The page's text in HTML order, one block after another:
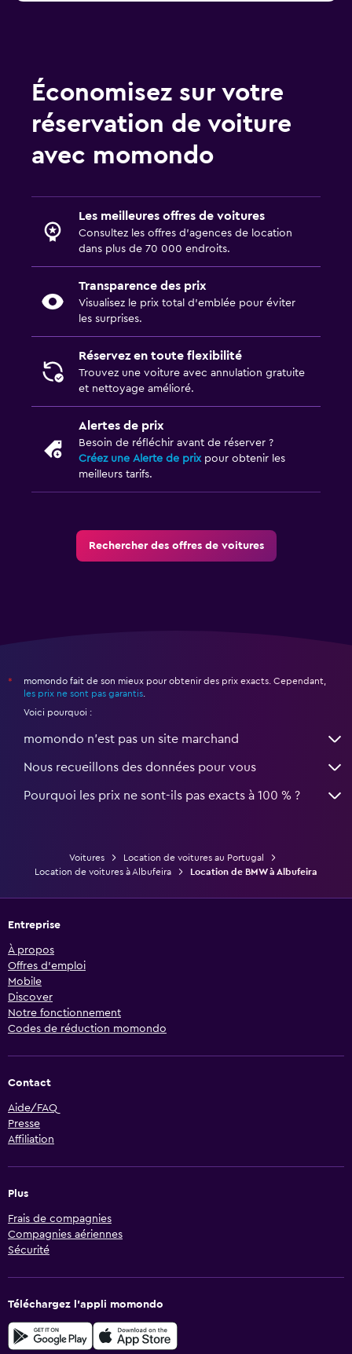
Économisez sur votre
réservation de voiture
avec momondo
Les meilleures offres de voitures
Consultez les offres d’agences de location
dans plus de 70 000 endroits.
Transparence des prix
Visualisez le prix total d’emblée pour éviter
les surprises.
Réservez en toute flexibilité
Trouvez une voiture avec annulation gratuite
et nettoyage amélioré.
Alertes de prix
Besoin de réfléchir avant de réserver ?
Créez une Alerte de prixpour obtenir les
meilleurs tarifs.
Rechercher des offres de voitures
*
momondo fait de son mieux pour obtenir des prix exacts. Cependant,
les prix ne sont pas garantis
Voici pourquoi :
momondo n'est pas un site marchand
Nous recueillons des données pour vous
Pourquoi les prix ne sont-ils pas exacts à 100 % ?
Voitures
Location de voitures au Portugal
Location de voitures à Albufeira
Location de BMW à Albufeira
Entreprise
À propos
Offres d’emploi
Mobile
Discover
Notre fonctionnement
Codes de réduction momondo
Contact
Aide/FAQ
Presse
Affiliation
Plus
Frais de compagnies
Compagnies aériennes
Sécurité
Téléchargez l’appli momondo